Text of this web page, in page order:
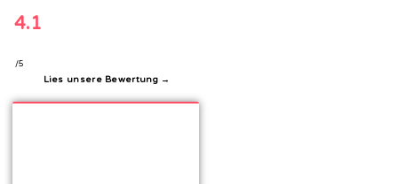
4.1
/5
Lies unsere Bewertung →